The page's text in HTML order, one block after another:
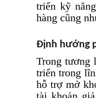
triển kỹ
hàng cũng
Định hướng
Trong tương
triển trong
hỗ trợ mở